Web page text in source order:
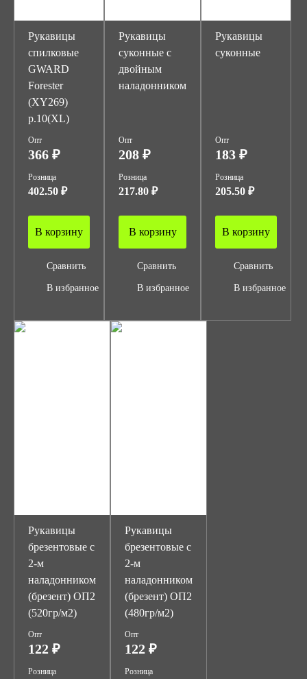
Рукавицы
спилковые
GWARD
Forester
(XY269)
р.10(XL)
Опт
366 ₽
Розница
402.50 ₽
В корзину
Сравнить
В избранное
Рукавицы
суконные с
двойным
наладонником
Опт
208 ₽
Розница
217.80 ₽
В корзину
Сравнить
В избранное
Рукавицы
суконные
Опт
183 ₽
Розница
205.50 ₽
В корзину
Сравнить
В избранное
Рукавицы
брезентовые с
2-м
наладонником
(брезент) ОП2
(520гр/м2)
Опт
122 ₽
Розница
Рукавицы
брезентовые с
2-м
наладонником
(брезент) ОП2
(480гр/м2)
Опт
122 ₽
Розница